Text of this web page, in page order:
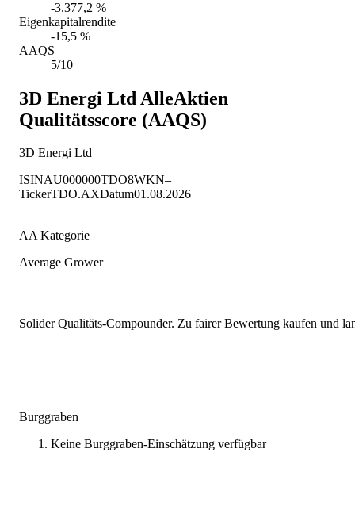
-3.377,2 %
Eigenkapitalrendite
-15,5 %
AAQS
5/10
3D Energi Ltd AlleAktien
Qualitätsscore (AAQS)
3D Energi Ltd
ISINAU000000TDO8WKN–
TickerTDO.AXDatum01.08.2026
AA Kategorie
Average Grower
Solider Qualitäts-Compounder. Zu fairer Bewertung kaufen und
Burggraben
Keine Burggraben-Einschätzung verfügbar